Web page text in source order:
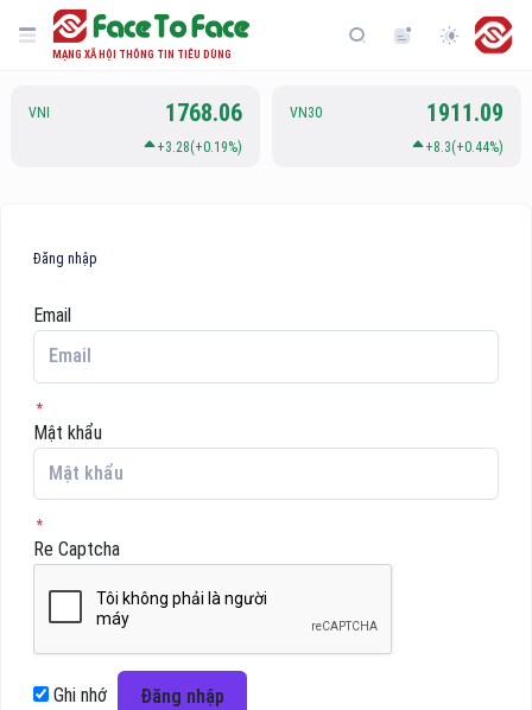
MẠNG XÃ HỘI THÔNG TIN TIÊU DÙNG
VNI 1768.06
+3.28(+0.19%)
VN30 1911.09
+8.3(+0.44%)
Đăng nhập
Email
Mật khẩu
Re Captcha
Ghi nhớ Đăng nhập